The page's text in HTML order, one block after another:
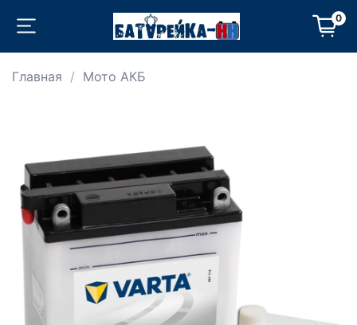
0
Главная Мото АКБ